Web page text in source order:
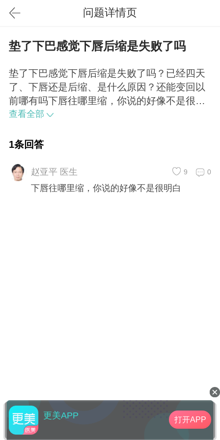
问题详情页
垫了下巴感觉下唇后缩是失败了吗
垫了下巴感觉下唇后缩是失败了吗？已经四天
了、下唇还是后缩、是什么原因？还能变回以
前哪有吗下唇往哪里缩，你说的好像不是很明
白
查看全部
1条回答
赵亚平 医生 0
9
下唇往哪里缩，你说的好像不是很明白
更美APP 打开APP